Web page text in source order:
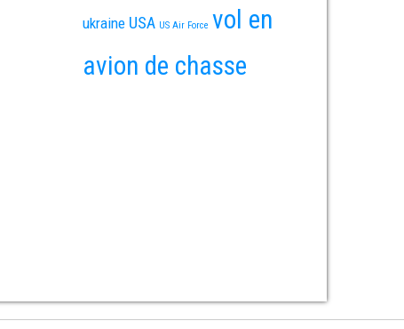
ukraine USA US Air Force vol en
avion de chasse